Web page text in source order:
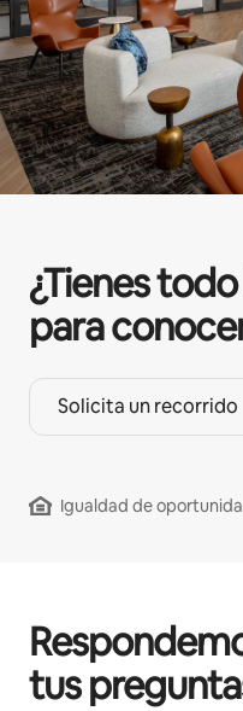
¿Tienes
para
Solicita un recorrido
Igualdad de
tus